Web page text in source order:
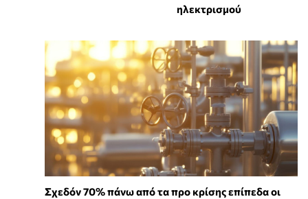
ηλεκτρισμού
Σχεδόν 70% πάνω από τα προ κρίσης επίπεδα οι